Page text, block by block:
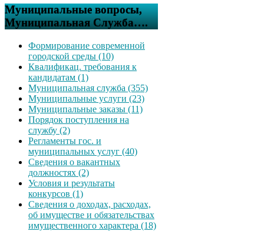
Муниципальные вопросы,
Муниципальная Служба….
Формирование современной
городской среды (10)
Квалификац. требования к
кандидатам (1)
Муниципальная служба (355)
Муниципальные услуги (23)
Муниципальные заказы (11)
Порядок поступления на
службу (2)
Регламенты гос. и
муниципальных услуг (40)
Сведения о вакантных
должностях (2)
Условия и результаты
конкурсов (1)
Сведения о доходах, расходах,
об имуществе и обязательствах
имущественного характера (18)